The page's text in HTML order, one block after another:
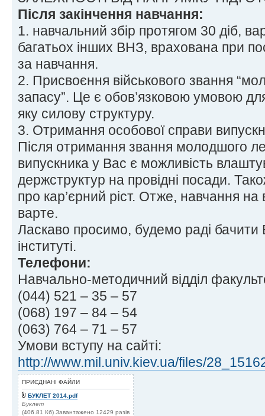
Після закінчення навчання:
1. навчальний збір протягом 30 діб,
багатьох інших ВНЗ, врахована при
за навчання.
2. Присвоєння військового звання
запасу”. Це є обов’язковою умовою
яку силову структуру.
3. Отримання особової справи
Після отримання звання молодшого
випускника у Вас є можливість
держструктур на провідні посади.
про кар’єрний ріст. Отже, навчання на
варте.
Ласкаво просимо, будемо раді
інституті.
Телефони:
Навчально-методичний відділ
(044) 521 – 35 – 57
(068) 197 – 84 – 54
(063) 764 – 71 – 57
Умови вступу на сайті:
http://www.mil.univ.kiev.ua/files/
ПРИЄДНАНІ ФАЙЛИ
БУКЛЕТ 2014.pdf
Буклет
(406.81 Кб) Завантажено 12429 разів